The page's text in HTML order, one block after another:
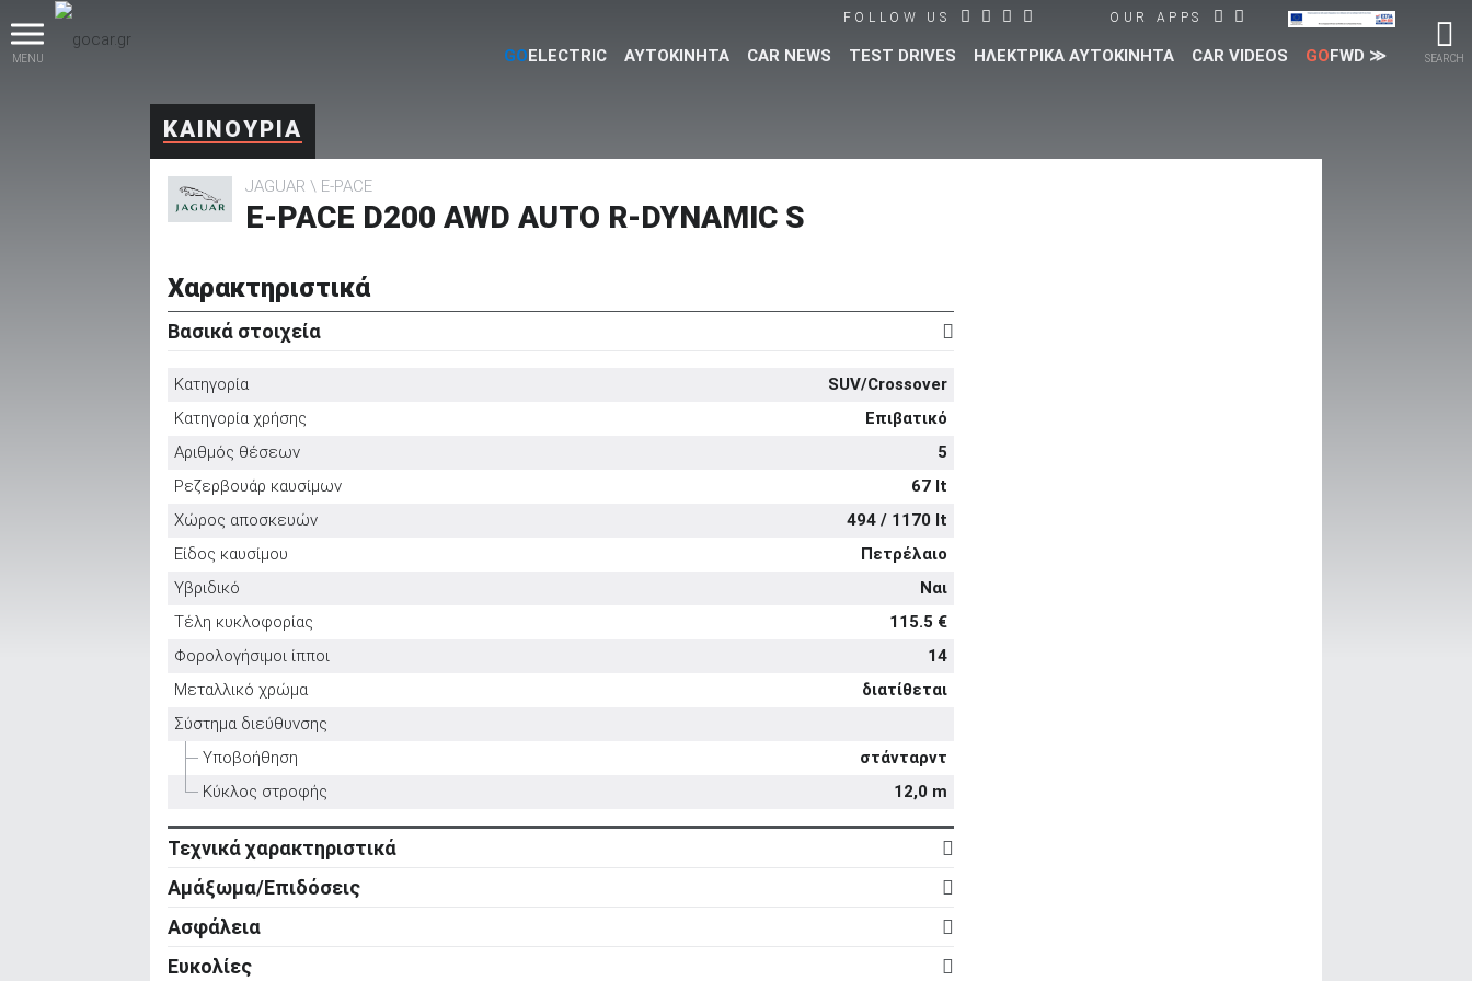
MENU SEARCH
FOLLOW US OUR APPS
GOELECTRIC ΑΥΤΟΚΙΝΗΤΑ CAR NEWS TEST DRIVES ΗΛΕΚΤΡΙΚΑ ΑΥΤΟΚΙΝΗΤΑ CAR VIDEOS GOFWD ≫
βρες το!
Μεταχειρισμένα
Επιχειρήσεις
ΚΑΙΝΟΥΡΙΑ
JAGUAR E-PACE
E-PACE D200 AWD AUTO R-DYNAMIC S
Χαρακτηριστικά
Βασικά στοιχεία
Κατηγορία
SUV/Crossover
Κατηγορία χρήσης
Επιβατικό
Αριθμός θέσεων
5
Ρεζερβουάρ καυσίμων
67 lt
Χώρος αποσκευών
494 / 1170 lt
Είδος καυσίμου
Πετρέλαιο
Υβριδικό
Ναι
Τέλη κυκλοφορίας
115.5 €
Φορολογήσιμοι ίπποι
14
Μεταλλικό χρώμα
διατίθεται
Σύστημα διεύθυνσης
Υποβοήθηση
στάνταρντ
Κύκλος στροφής
12,0 m
Τεχνικά χαρακτηριστικά
Κινητήρας
Κύλινδροι
4
Βαλβίδες
16
Κυβισμός
1.997 cc
Αμάξωμα/Επιδόσεις
Αμάξωμα
Τύπος
5d
Αριθμός θυρών
5
Ασφάλεια
Ενεργητική ασφάλεια
ABS
στάνταρντ
Ευκολίες